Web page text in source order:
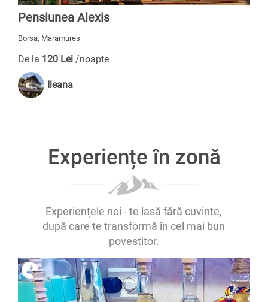
Pensiunea Alexis
Borsa, Maramures
De la 120 Lei /noapte
Ileana
Experiențe în zonă
Experiențele noi - te lasă fără cuvinte,
după care te transformă în cel mai bun
povestitor.